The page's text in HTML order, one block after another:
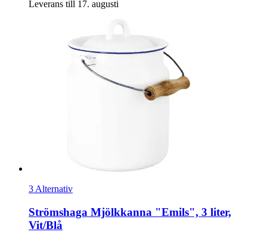
Leverans till 17. augusti
3 Alternativ
Strömshaga Mjölkkanna "Emils", 3 liter,
Vit/Blå